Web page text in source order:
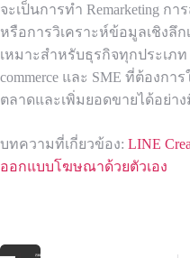
จะเป็นการทำ Remarketing ก
หรือการวิเคราะห์ข้อมูลเชิงลึ
เหมาะสำหรับธุรกิจทุกประเภท
commerce และ SME ที่ต้องก
ตลาดและเพิ่มยอดขายได้อย่า
บทความที่เกี่ยวข้อง: LINE
ออกแบบโฆษณาด้วยตัวเอง